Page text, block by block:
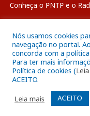
Conheça o PNTP e o
Todos os direitos
Mapa do Site
Nós usamos cookies
navegação no portal.
concorda com a
Para ter mais
Política de cookies (
ACEITO.
Leia mais
ACEITO